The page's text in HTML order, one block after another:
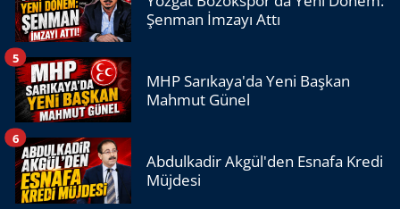
Şenman İmzayı Attı
MHP Sarıkaya'da Yeni Başkan
Mahmut Günel
5
Abdulkadir Akgül'den Esnafa Kredi
Müjdesi
6